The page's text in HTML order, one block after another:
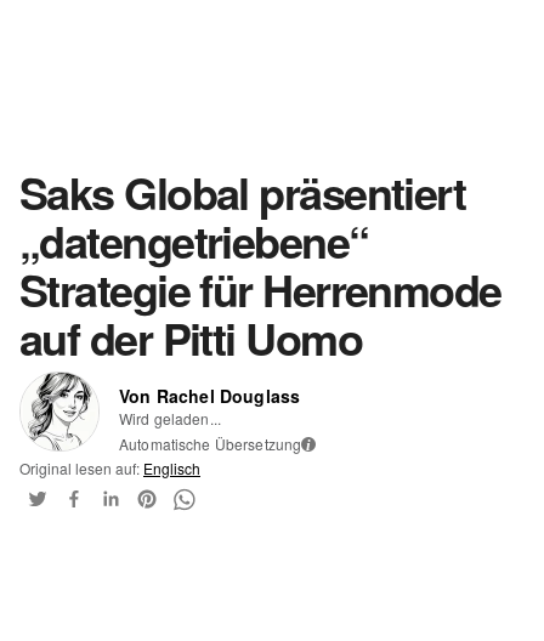
Saks Global präsentiert
„datengetriebene“
Strategie für Herrenmode
auf der Pitti Uomo
Von Rachel Douglass
Wird geladen...
Automatische Übersetzung i
Original lesen auf: Englisch